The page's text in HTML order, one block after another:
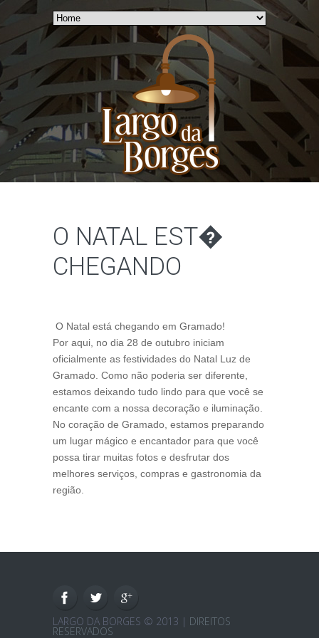
O NATAL EST�
CHEGANDO
O Natal está chegando em Gramado!
Por aqui, no dia 28 de outubro iniciam
oficialmente as festividades do Natal Luz de
Gramado. Como não poderia ser diferente,
estamos deixando tudo lindo para que você se
encante com a nossa decoração e iluminação.
No coração de Gramado, estamos preparando
um lugar mágico e encantador para que você
possa tirar muitas fotos e desfrutar dos
melhores serviços, compras e gastronomia da
região.
LARGO DA BORGES © 2013 | DIREITOS
RESERVADOS